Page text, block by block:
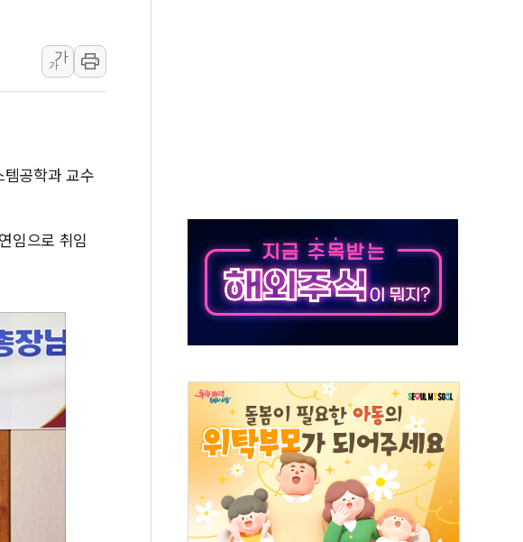
버 AI탭, 올해 안으로 부동산과 건강까지 영역 확장 예정
스코퓨처엠, LFP 장기공급 합의에 7%대 급등
CON SUMMIT 2026' 참가
버, AI탭 월간 활성 이용자수 1000만 돌파
'개정 정통망법'에 항의 서한…"표현의 자유 위협"
백화점이 이끈 반등...2분기 영업이익 121% 급증
표율 조작 의혹' 서울·경기·충북 선관위 등 추가 압수수색
프렌들리 호텔 '키녹', 30일 2주년 기념 행사
부 세제개편안 환영...RSU 세제지원 긍정 검토되길"
가
가
공학과 교수
임으로 취임